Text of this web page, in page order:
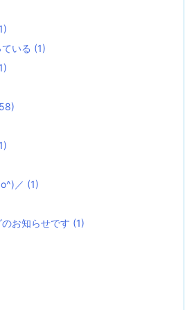
いる (1)
／ (1)
お知らせです (1)